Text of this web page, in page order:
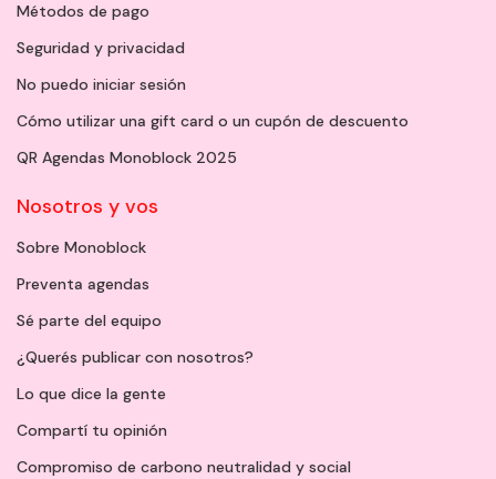
Métodos de pago
Seguridad y privacidad
No puedo iniciar sesión
Cómo utilizar una gift card o un cupón de descuento
QR Agendas Monoblock 2025
Nosotros y vos
Sobre Monoblock
Preventa agendas
Sé parte del equipo
¿Querés publicar con nosotros?
Lo que dice la gente
Compartí tu opinión
Compromiso de carbono neutralidad y social